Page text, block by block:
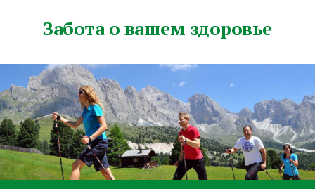
Забота о вашем здоровье